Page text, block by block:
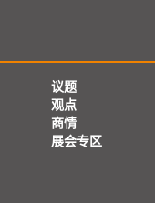
议题
观点
商情
展会专区